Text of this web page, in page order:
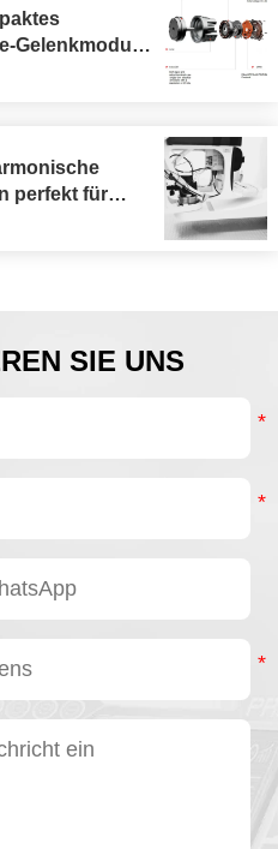
Gelenkmodul
perfekt für
SIE UNS